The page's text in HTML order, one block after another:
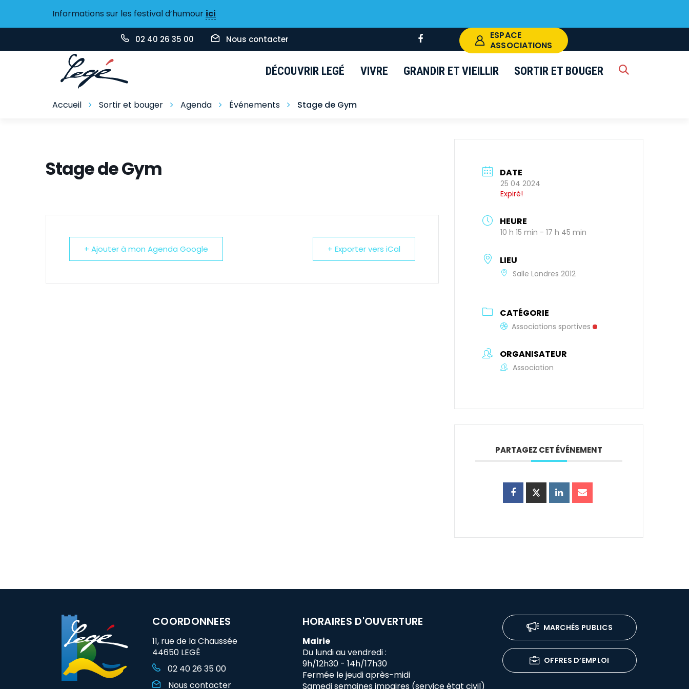
Informations sur les festival d’humour ici
02 40 26 35 00 Nous contacter
vers
compte
ESPACE
ASSOCIATIONS
DÉCOUVRIR LEGÉ VIVRE GRANDIR ET VIEILLIR SORTIR ET BOUGER RECHERCHE
Accueil Sortir et bouger Agenda Événements Stage de Gym
Stage de Gym
+ Ajouter à mon Agenda Google + Exporter vers iCal
DATE
25 04 2024
Expiré!
HEURE
10 h 15 min - 17 h 45 min
LIEU
Salle Londres 2012
CATÉGORIE
Associations sportives
ORGANISATEUR
Association
PARTAGEZ CET ÉVÉNEMENT
COORDONNEES
11, rue de la Chaussée
44650 LEGÉ
02 40 26 35 00
Nous contacter
HORAIRES D'OUVERTURE
Mairie
Du lundi au vendredi :
9h/12h30 - 14h/17h30
Fermée le jeudi après-midi
Samedi semaines impaires (service état civil)
MARCHÉS PUBLICS
OFFRES D’EMPLOI